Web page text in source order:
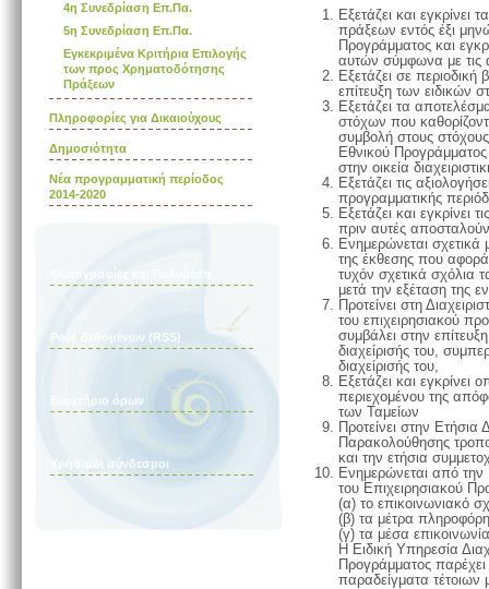
4η Συνεδρίαση Επ.Πα.
5η Συνεδρίαση Επ.Πα.
Εγκεκριμένα Κριτήρια Επιλογής
των προς Χρηματοδότησης
Πράξεων
Πληροφορίες για Δικαιούχους
Δημοσιότητα
Νέα προγραμματική περίοδος
2014-2020
Φωτογραφίες και Πολυμέσα
Ροές δεδομένων (RSS)
Ευρετήριο όρων
Χρήσιμοι σύνδεσμοι
Εξετάζει και εγκρίνει
πράξεων εντός έξι
Προγράμματος και
αυτών σύμφωνα με τις
Εξετάζει σε
επίτευξη των ειδικών
Εξετάζει τα
στόχων που
συμβολή στους
Εθνικού
στην οικεία
Εξετάζει τις
προγραμματικής
Εξετάζει και εγκρίνει
πριν αυτές
Ενημερώνεται σχετικά
της έκθεσης που
τυχόν σχετικά σχόλια
μετά την εξέταση της
Προτείνει στη
του επιχειρησιακού
συμβάλει στην
διαχείρισής του,
διαχείρισής του,
Εξετάζει και
περιεχομένου της
των Ταμείων
Προτείνει στην
Παρακολούθησης
και την ετήσια
Ενημερώνεται από την
του Επιχειρησιακού
(α) το επικοινωνιακό
(β) τα μέτρα
(γ) τα μέσα
Η Ειδική Υπηρεσία
Προγράμματος
παραδείγματα τέτοιων